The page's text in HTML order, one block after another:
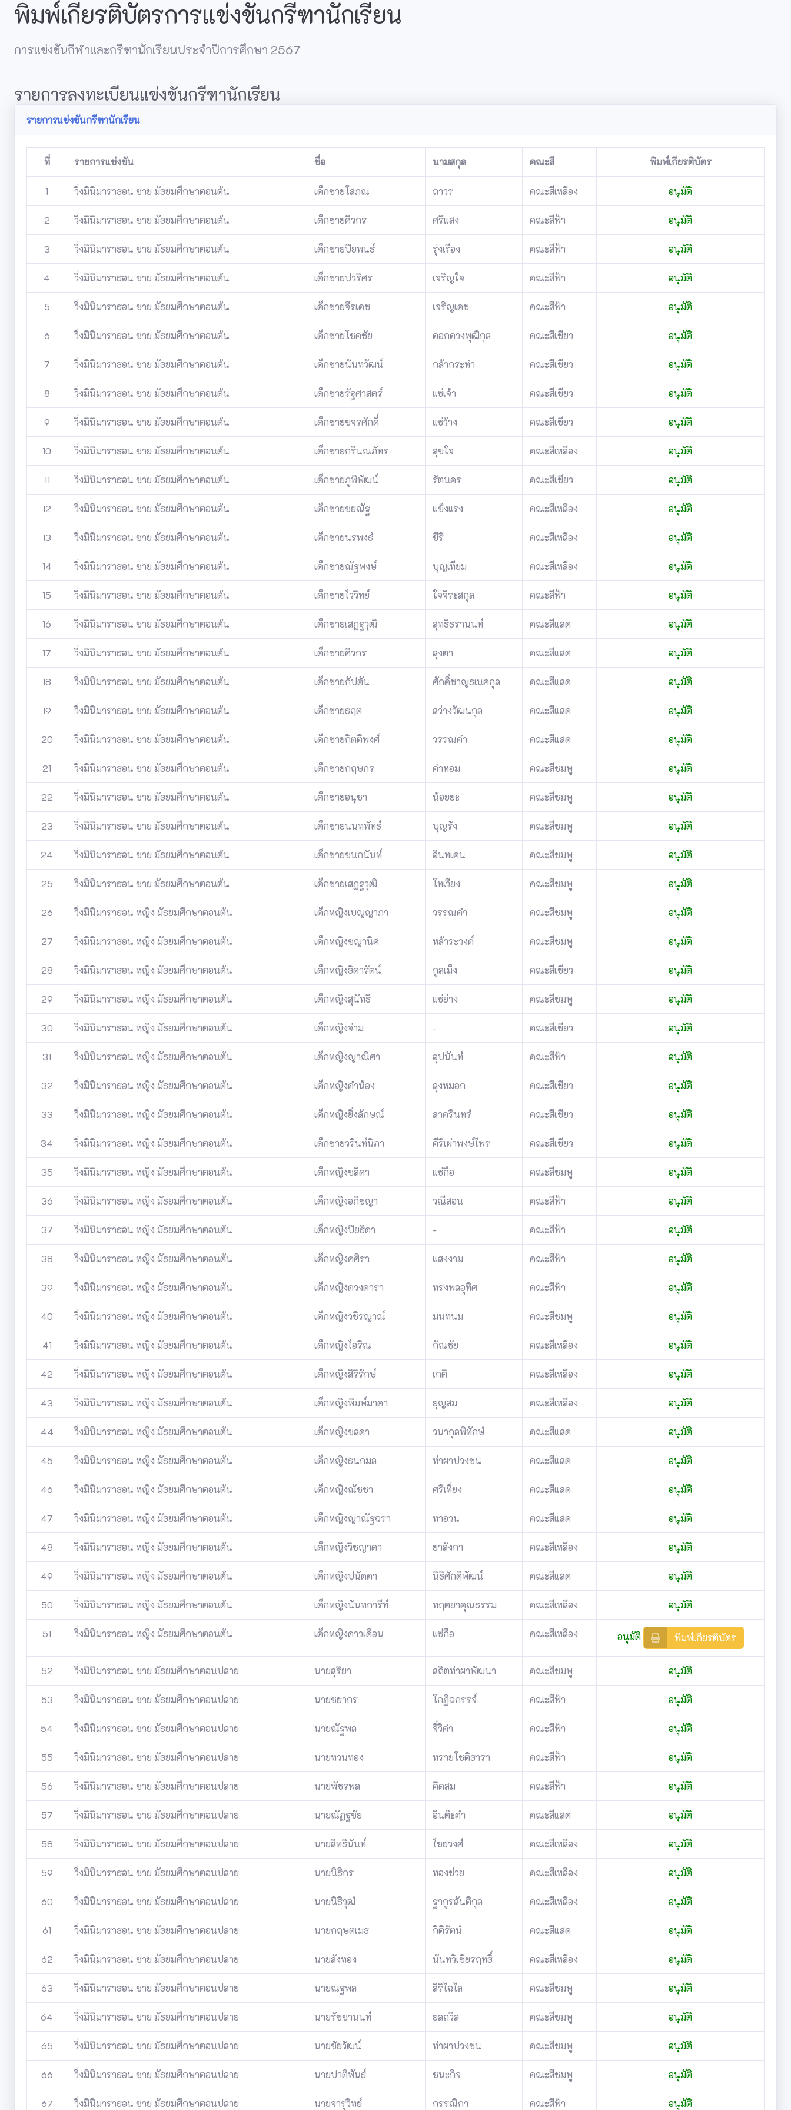
พิมพ์เกียรติบัตรการแข่งขันกรีฑานักเรียน
การแข่งขันกีฬาและกรีฑานักเรียนประจำปีการศึกษา 2567
รายการลงทะเบียนแข่งขันกรีฑานักเรียน
รายการแข่งขันกรีฑานักเรียน
ที่ รายการแข่งขัน ชื่อ นามสกุล คณะสี พิมพ์เกียรติบัตร
1 วิ่งมินิมาราธอน ชาย มัธยมศึกษาตอนต้น เด็กชายโสภณ ถาวร คณะสีเหลือง อนุมัติ
2 วิ่งมินิมาราธอน ชาย มัธยมศึกษาตอนต้น เด็กชายศิวกร ศรีแสง คณะสีฟ้า อนุมัติ
3 วิ่งมินิมาราธอน ชาย มัธยมศึกษาตอนต้น เด็กชายปิยพนธ์ รุ่งเรือง คณะสีฟ้า อนุมัติ
4 วิ่งมินิมาราธอน ชาย มัธยมศึกษาตอนต้น เด็กชายปวริศร เจริญใจ คณะสีฟ้า อนุมัติ
5 วิ่งมินิมาราธอน ชาย มัธยมศึกษาตอนต้น เด็กชายจีรเดช เจริญเดช คณะสีฟ้า อนุมัติ
6 วิ่งมินิมาราธอน ชาย มัธยมศึกษาตอนต้น เด็กชายโชคชัย ดอกดวงพุฒิกุล คณะสีเขียว อนุมัติ
7 วิ่งมินิมาราธอน ชาย มัธยมศึกษาตอนต้น เด็กชายนันทวัฒน์ กล้ากระทำ คณะสีเขียว อนุมัติ
8 วิ่งมินิมาราธอน ชาย มัธยมศึกษาตอนต้น เด็กชายรัฐศาสตร์ แซ่เจ้า คณะสีเขียว อนุมัติ
9 วิ่งมินิมาราธอน ชาย มัธยมศึกษาตอนต้น เด็กชายขจรศักดิ์ แซ่ว้าง คณะสีเขียว อนุมัติ
10 วิ่งมินิมาราธอน ชาย มัธยมศึกษาตอนต้น เด็กชายกรีนณภัทร สุขใจ คณะสีเหลือง อนุมัติ
11 วิ่งมินิมาราธอน ชาย มัธยมศึกษาตอนต้น เด็กชายภูพิพัฒน์ รัตนคร คณะสีเขียว อนุมัติ
12 วิ่งมินิมาราธอน ชาย มัธยมศึกษาตอนต้น เด็กชายชยณัฐ แข็งแรง คณะสีเหลือง อนุมัติ
13 วิ่งมินิมาราธอน ชาย มัธยมศึกษาตอนต้น เด็กชายนรพงธ์ ขีรี คณะสีเหลือง อนุมัติ
14 วิ่งมินิมาราธอน ชาย มัธยมศึกษาตอนต้น เด็กชายณัฐพงษ์ บุญเทียม คณะสีเหลือง อนุมัติ
15 วิ่งมินิมาราธอน ชาย มัธยมศึกษาตอนต้น เด็กชายไววิทย์ ใจจิระสกุล คณะสีฟ้า อนุมัติ
16 วิ่งมินิมาราธอน ชาย มัธยมศึกษาตอนต้น เด็กชายเสฏฐวุฒิ สุทธิธรานนท์ คณะสีแสด อนุมัติ
17 วิ่งมินิมาราธอน ชาย มัธยมศึกษาตอนต้น เด็กชายศิวกร ลุงตา คณะสีแสด อนุมัติ
18 วิ่งมินิมาราธอน ชาย มัธยมศึกษาตอนต้น เด็กชายกัปตัน ศักดิ์ชาญธเนศกุล คณะสีแสด อนุมัติ
19 วิ่งมินิมาราธอน ชาย มัธยมศึกษาตอนต้น เด็กชายธฤต สว่างวัฒนกุล คณะสีแสด อนุมัติ
20 วิ่งมินิมาราธอน ชาย มัธยมศึกษาตอนต้น เด็กชายกิตติพงศ์ วรรณคำ คณะสีแสด อนุมัติ
21 วิ่งมินิมาราธอน ชาย มัธยมศึกษาตอนต้น เด็กชายกฤษกร คำหอม คณะสีชมพู อนุมัติ
22 วิ่งมินิมาราธอน ชาย มัธยมศึกษาตอนต้น เด็กชายอนุชา น้อยยะ คณะสีชมพู อนุมัติ
23 วิ่งมินิมาราธอน ชาย มัธยมศึกษาตอนต้น เด็กชายนนทพัทธ์ บุญรัง คณะสีชมพู อนุมัติ
24 วิ่งมินิมาราธอน ชาย มัธยมศึกษาตอนต้น เด็กชายชนกนันท์ อินทเคน คณะสีชมพู อนุมัติ
25 วิ่งมินิมาราธอน ชาย มัธยมศึกษาตอนต้น เด็กชายเสฏฐวุฒิ โทเวียง คณะสีชมพู อนุมัติ
26 วิ่งมินิมาราธอน หญิง มัธยมศึกษาตอนต้น เด็กหญิงเบญญาภา วรรณคำ คณะสีชมพู อนุมัติ
27 วิ่งมินิมาราธอน หญิง มัธยมศึกษาตอนต้น เด็กหญิงชญานิศ หล้าระวงค์ คณะสีชมพู อนุมัติ
28 วิ่งมินิมาราธอน หญิง มัธยมศึกษาตอนต้น เด็กหญิงธิดารัตน์ กูลเม็ง คณะสีเขียว อนุมัติ
29 วิ่งมินิมาราธอน หญิง มัธยมศึกษาตอนต้น เด็กหญิงสุนัทธี แซ่ย่าง คณะสีชมพู อนุมัติ
30 วิ่งมินิมาราธอน หญิง มัธยมศึกษาตอนต้น เด็กหญิงจ่าม - คณะสีเขียว อนุมัติ
31 วิ่งมินิมาราธอน หญิง มัธยมศึกษาตอนต้น เด็กหญิงญาณิศา อุปนันท์ คณะสีฟ้า อนุมัติ
32 วิ่งมินิมาราธอน หญิง มัธยมศึกษาตอนต้น เด็กหญิงคำน้อง ลุงหมอก คณะสีเขียว อนุมัติ
33 วิ่งมินิมาราธอน หญิง มัธยมศึกษาตอนต้น เด็กหญิงยิ่งลักษณ์ สาครินทร์ คณะสีเขียว อนุมัติ
34 วิ่งมินิมาราธอน หญิง มัธยมศึกษาตอนต้น เด็กชายวรินท์นิภา คีรีเผ่าพงษ์ไพร คณะสีเขียว อนุมัติ
35 วิ่งมินิมาราธอน หญิง มัธยมศึกษาตอนต้น เด็กหญิงชลิดา แซ่กือ คณะสีชมพู อนุมัติ
36 วิ่งมินิมาราธอน หญิง มัธยมศึกษาตอนต้น เด็กหญิงอภิชญา วณีสอน คณะสีฟ้า อนุมัติ
37 วิ่งมินิมาราธอน หญิง มัธยมศึกษาตอนต้น เด็กหญิงปิยธิดา - คณะสีฟ้า อนุมัติ
38 วิ่งมินิมาราธอน หญิง มัธยมศึกษาตอนต้น เด็กหญิงศศิรา แสงงาม คณะสีฟ้า อนุมัติ
39 วิ่งมินิมาราธอน หญิง มัธยมศึกษาตอนต้น เด็กหญิงดวงดารา ทรงพลอุทิศ คณะสีฟ้า อนุมัติ
40 วิ่งมินิมาราธอน หญิง มัธยมศึกษาตอนต้น เด็กหญิงวชิรญาณ์ มนทนม คณะสีชมพู อนุมัติ
41 วิ่งมินิมาราธอน หญิง มัธยมศึกษาตอนต้น เด็กหญิงไอริณ กัณชัย คณะสีเหลือง อนุมัติ
42 วิ่งมินิมาราธอน หญิง มัธยมศึกษาตอนต้น เด็กหญิงสิริรักษ์ เกติ คณะสีเหลือง อนุมัติ
43 วิ่งมินิมาราธอน หญิง มัธยมศึกษาตอนต้น เด็กหญิงพิมพ์มาดา ยุญสม คณะสีเหลือง อนุมัติ
44 วิ่งมินิมาราธอน หญิง มัธยมศึกษาตอนต้น เด็กหญิงชลดา วนากุลพิทักษ์ คณะสีแสด อนุมัติ
45 วิ่งมินิมาราธอน หญิง มัธยมศึกษาตอนต้น เด็กหญิงธนกมล ท่าผาปวงชน คณะสีแสด อนุมัติ
46 วิ่งมินิมาราธอน หญิง มัธยมศึกษาตอนต้น เด็กหญิงณัชชา ศรีเที่ยง คณะสีแสด อนุมัติ
47 วิ่งมินิมาราธอน หญิง มัธยมศึกษาตอนต้น เด็กหญิงญาณัฐฉรา ทาอวน คณะสีแสด อนุมัติ
48 วิ่งมินิมาราธอน หญิง มัธยมศึกษาตอนต้น เด็กหญิงวิชญาดา ยาลังกา คณะสีเหลือง อนุมัติ
49 วิ่งมินิมาราธอน หญิง มัธยมศึกษาตอนต้น เด็กหญิงปนัดดา นิธิศักดิพัฒน์ คณะสีแสด อนุมัติ
50 วิ่งมินิมาราธอน หญิง มัธยมศึกษาตอนต้น เด็กหญิงนันทการีท์ ทฤตยาคุณธรรม คณะสีเหลือง อนุมัติ
51 วิ่งมินิมาราธอน หญิง มัธยมศึกษาตอนต้น เด็กหญิงดาวเดือน แซ่กือ คณะสีเหลือง อนุมัติ พิมพ์เกียรติบัตร
52 วิ่งมินิมาราธอน ชาย มัธยมศึกษาตอนปลาย นายสุริยา สถิตท่าผาพัฒนา คณะสีชมพู อนุมัติ
53 วิ่งมินิมาราธอน ชาย มัธยมศึกษาตอนปลาย นายชยากร โกฏิฉกรรจ์ คณะสีฟ้า อนุมัติ
54 วิ่งมินิมาราธอน ชาย มัธยมศึกษาตอนปลาย นายณัฐพล จี๋วิคำ คณะสีฟ้า อนุมัติ
55 วิ่งมินิมาราธอน ชาย มัธยมศึกษาตอนปลาย นายทวนทอง ทรายโชติธารา คณะสีฟ้า อนุมัติ
56 วิ่งมินิมาราธอน ชาย มัธยมศึกษาตอนปลาย นายพัชรพล คิดสม คณะสีฟ้า อนุมัติ
57 วิ่งมินิมาราธอน ชาย มัธยมศึกษาตอนปลาย นายณัฏฐชัย อินต๊ะคำ คณะสีแสด อนุมัติ
58 วิ่งมินิมาราธอน ชาย มัธยมศึกษาตอนปลาย นายสิทธินันท์ ไชยวงศ์ คณะสีเหลือง อนุมัติ
59 วิ่งมินิมาราธอน ชาย มัธยมศึกษาตอนปลาย นายนิธิกร ทองช่วย คณะสีเหลือง อนุมัติ
60 วิ่งมินิมาราธอน ชาย มัธยมศึกษาตอนปลาย นายนิธิวุฒ์ ฐากูรสันติกุล คณะสีเหลือง อนุมัติ
61 วิ่งมินิมาราธอน ชาย มัธยมศึกษาตอนปลาย นายกฤษตเมธ กิติรัตน์ คณะสีแสด อนุมัติ
62 วิ่งมินิมาราธอน ชาย มัธยมศึกษาตอนปลาย นายสังทอง นันทวิเชียรฤทธิ์ คณะสีเหลือง อนุมัติ
63 วิ่งมินิมาราธอน ชาย มัธยมศึกษาตอนปลาย นายณฐพล สิริไฉไล คณะสีชมพู อนุมัติ
64 วิ่งมินิมาราธอน ชาย มัธยมศึกษาตอนปลาย นายรัชชานนท์ ยลถวิล คณะสีชมพู อนุมัติ
65 วิ่งมินิมาราธอน ชาย มัธยมศึกษาตอนปลาย นายชัยวัฒน์ ท่าผาปวงชน คณะสีชมพู อนุมัติ
66 วิ่งมินิมาราธอน ชาย มัธยมศึกษาตอนปลาย นายปาติพันธ์ ชนะกิจ คณะสีชมพู อนุมัติ
67 วิ่งมินิมาราธอน ชาย มัธยมศึกษาตอนปลาย นายจารุวิทย์ กรรณิกา คณะสีฟ้า อนุมัติ